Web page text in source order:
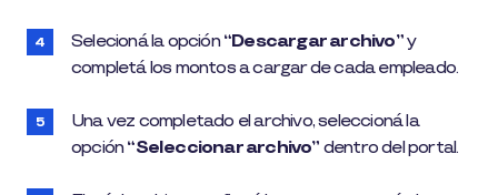
Selecioná la opción“Descargar archivo”y
completá los montos a cargar de cada empleado.
Una vez completado el archivo, seleccioná la
opción“Seleccionar archivo” dentro del portal.